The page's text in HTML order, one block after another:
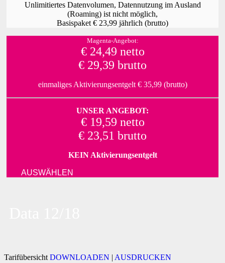
Unlimitiertes Datenvolumen, Datennutzung im Ausland
(Roaming) ist nicht möglich,
Basispaket € 23,99 jährlich (brutto)
Magenta-Angebot:
€ 24,49 netto
€ 29,39 brutto
einmaliges Aktivierungsentgelt € 35,99 (brutto)
UNSER ANGEBOT:
€ 19,59 netto
€ 23,51 brutto
KEIN Aktivierungsentgelt
AUSWÄHLEN
Tarifübersicht DOWNLOADEN | AUSDRUCKEN